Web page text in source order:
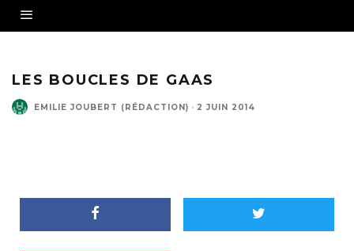
LES BOUCLES DE GAAS
EMILIE JOUBERT (RÉDACTION) · 2 JUIN 2014